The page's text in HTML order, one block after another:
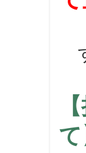
て